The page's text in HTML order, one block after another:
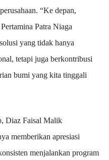
“Ke depan,
Patra Niaga
yang tidak hanya
tetapi juga berkontribusi
bumi yang kita tinggali
Diaz Faisal Malik
memberikan apresiasi
menjalankan program